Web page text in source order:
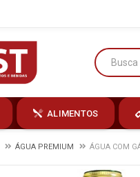
ALIMENTOS
ÁGUA PREMIUM ÁGUA COM